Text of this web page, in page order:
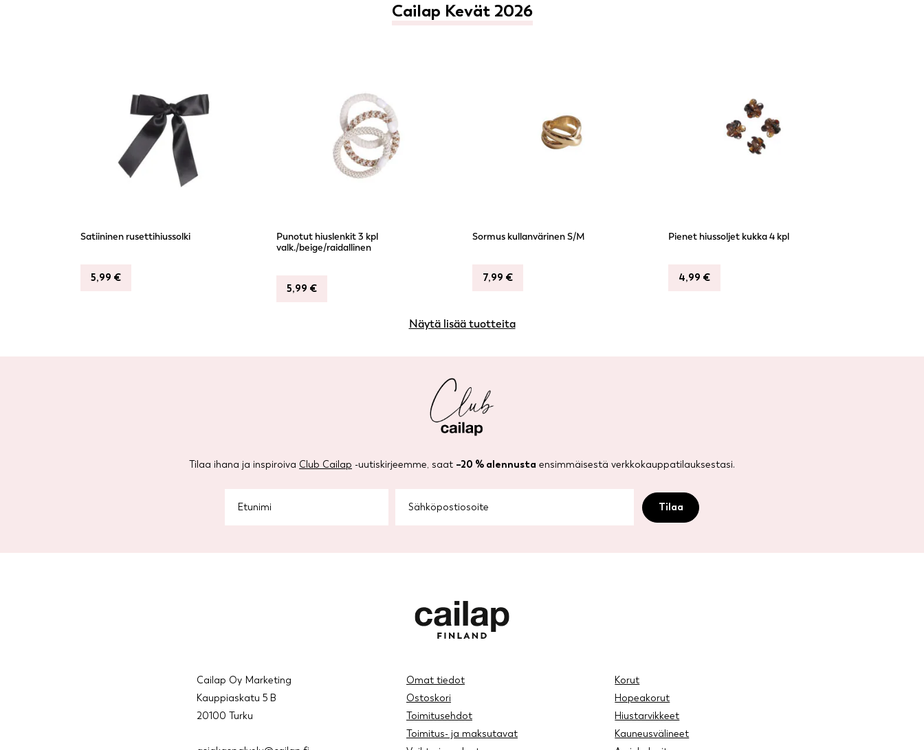
Cailap Kevät 2026
Satiininen rusettihiussolki
5,99 €
Punotut hiuslenkit 3 kpl
valk./beige/raidallinen
5,99 €
Sormus kullanvärinen S/M
7,99 €
Pienet hiussoljet kukka 4 kpl
4,99 €
Näytä lisää tuotteita
Tilaa ihana ja inspiroiva Club Cailap -uutiskirjeemme, saat –20 % alennusta ensimmäisestä verkkokauppatilauksestasi.
Cailap Oy Marketing
Kauppiaskatu 5 B
20100 Turku
Omat tiedot
Ostoskori
Toimitusehdot
Toimitus- ja maksutavat
Korut
Hopeakorut
Hiustarvikkeet
Kauneusvälineet